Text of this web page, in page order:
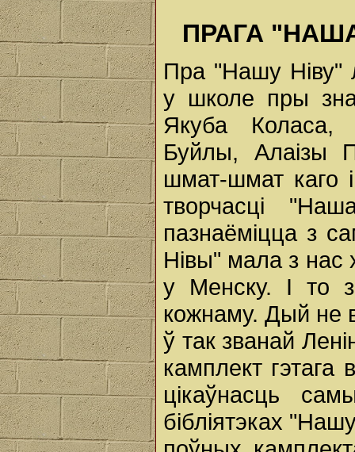
ПРАГА
Пра "Нашу Ніву"
у школе пры
Якуба Коласа,
Буйлы, Алаізы
шмат-шмат каго
творчасці
пазнаёміцца з
Нівы" мала з нас
у Менску. I то з
кожнаму. Дый не
ў так званай
камплект
цікаўнасць
бібліятэках